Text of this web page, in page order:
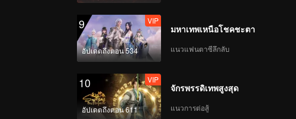
สุดท้าย
สุดท้าย
9
อัปเดตถึงตอน 534
VIP
มหาเทพเหนือโชคชะตา
แนวแฟนตาซีลึกลับ
10
อัปเดตถึงตอน 611
VIP
จักรพรรดิเทพสูงสุด
แนวการต่อสู้